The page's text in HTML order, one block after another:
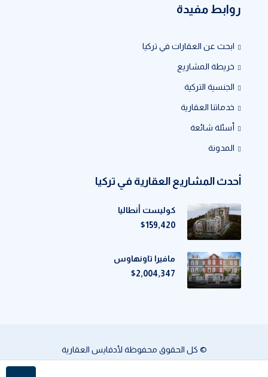
روابط مفيدة
ابحث عن العقارات في تركيا
خريطة المشاريع
الجنسية التركية
خدماتنا العقارية
أسئلة شائعة
المدونة
أحدث المشاريع العقارية في تركيا
كوليست أنطاليا
$159,420
مافيرا تاونهاوس
$2,004,347
© كل الحقوق محفوظة لأدفايس العقارية